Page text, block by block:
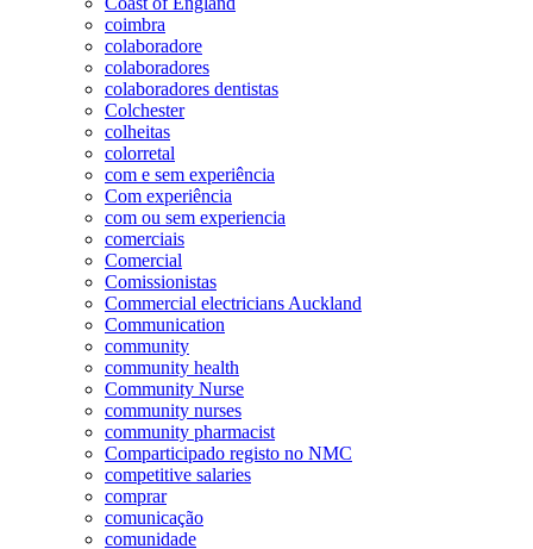
coimbra
colaboradore
colaboradores
colaboradores dentistas
Colchester
colheitas
colorretal
com e sem experiência
Com experiência
com ou sem experiencia
comerciais
Comercial
Comissionistas
Commercial electricians Auckland
Communication
community
community health
Community Nurse
community nurses
community pharmacist
Comparticipado registo no NMC
competitive salaries
comprar
comunicação
comunidade